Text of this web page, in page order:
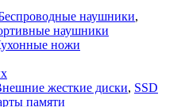
наушники,
наушники
ножи
жесткие диски, SSD
памяти